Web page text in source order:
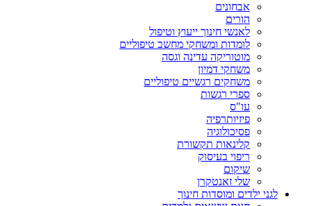
אבחונים
הורים
לאנשי חינוך ייעוץ וטיפול
לומדות ומשחקי מחשב טיפוליים
מוטוריקה עדינה וגסה
משחקי דמיון
משחקים רגשיים טיפוליים
ספרי רגשות
עו"ס
פיזיותרפיה
פסיכולוגיה
קלינאות תקשורת
ריפוי בעיסוק
שיקום
שלי זאנטקרן
לגני ילדים ומוסדות חינוך